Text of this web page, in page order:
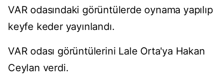
VAR odasındaki görüntülerde oynama yapılıp
keyfe keder yayınlandı.
VAR odası görüntülerini Lale Orta'ya Hakan
Ceylan verdi.